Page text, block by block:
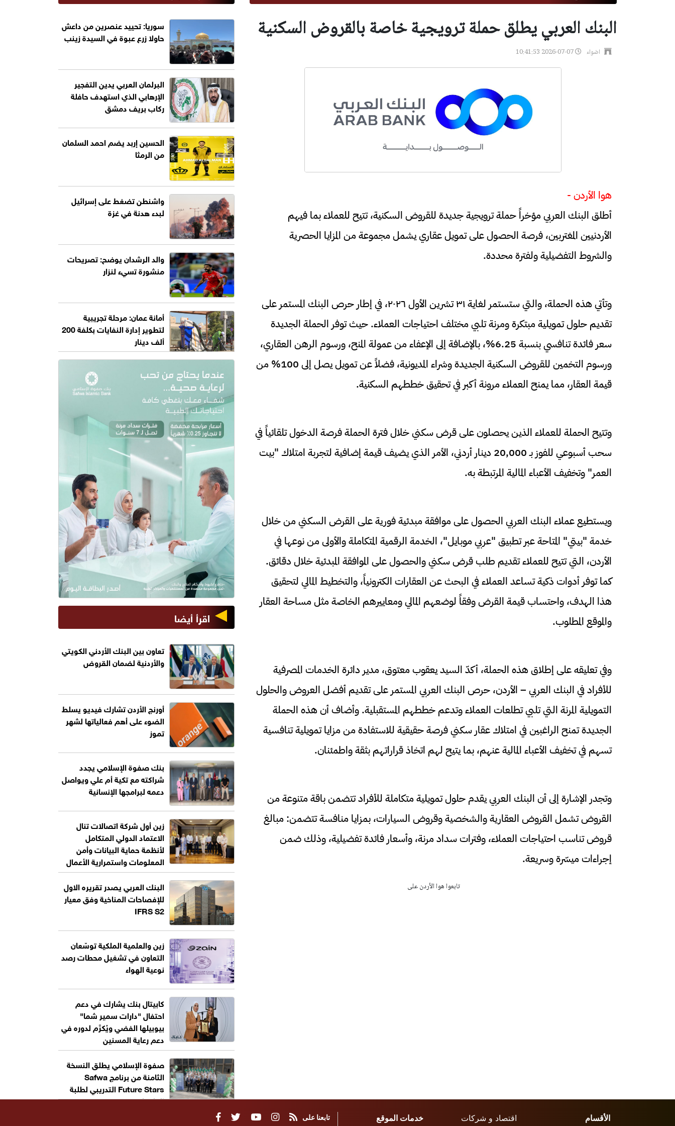
البنك العربي يطلق حملة ترويجية خاصة بالقروض السكنية
اضواء 2026-07-07 10:41:53
هوا الأردن -
أطلق البنك العربي مؤخراً حملة ترويجية جديدة للقروض السكنية، تتيح للعملاء بما فيهم
الأردنيين المغتربين، فرصة الحصول على تمويل عقاري يشمل مجموعة من المزايا الحصرية
والشروط التفضيلية ولفترة محددة.
وتأتي هذه الحملة، والتي ستستمر لغاية ٣١ تشرين الأول ٢٠٢٦، في إطار حرص البنك المستمر على
تقديم حلول تمويلية مبتكرة ومرنة تلبي مختلف احتياجات العملاء. حيث توفر الحملة الجديدة
سعر فائدة تنافسي بنسبة 6.25%، بالإضافة إلى الإعفاء من عمولة المنح، ورسوم الرهن العقاري،
ورسوم التخمين للقروض السكنية الجديدة وشراء المديونية، فضلاً عن تمويل يصل إلى 100% من
قيمة العقار، مما يمنح العملاء مرونة أكبر في تحقيق خططهم السكنية.
وتتيح الحملة للعملاء الذين يحصلون على قرض سكني خلال فترة الحملة فرصة الدخول تلقائياً في
سحب أسبوعي للفوز بـ 20,000 دينار أردني، الأمر الذي يضيف قيمة إضافية لتجربة امتلاك "بيت
العمر" وتخفيف الأعباء المالية المرتبطة به.
ويستطيع عملاء البنك العربي الحصول على موافقة مبدئية فورية على القرض السكني من خلال
خدمة "بيتي" المتاحة عبر تطبيق "عربي موبايل"، الخدمة الرقمية المتكاملة والأولى من نوعها في
الأردن، التي تتيح للعملاء تقديم طلب قرض سكني والحصول على الموافقة المبدئية خلال دقائق.
كما توفر أدوات ذكية تساعد العملاء في البحث عن العقارات الكترونياً، والتخطيط المالي لتحقيق
هذا الهدف، واحتساب قيمة القرض وفقاً لوضعهم المالي ومعاييرهم الخاصة مثل مساحة العقار
والموقع المطلوب.
وفي تعليقه على إطلاق هذه الحملة، أكدّ السيد يعقوب معتوق، مدير دائرة الخدمات المصرفية
للأفراد في البنك العربي – الأردن، حرص البنك العربي المستمر على تقديم أفضل العروض والحلول
التمويلية المرنة التي تلبي تطلعات العملاء وتدعم خططهم المستقبلية. وأضاف أن هذه الحملة
الجديدة تمنح الراغبين في امتلاك عقار سكني فرصة حقيقية للاستفادة من مزايا تمويلية تنافسية
تسهم في تخفيف الأعباء المالية عنهم، بما يتيح لهم اتخاذ قراراتهم بثقة واطمئنان.
وتجدر الإشارة إلى أن البنك العربي يقدم حلول تمويلية متكاملة للأفراد تتضمن باقة متنوعة من
القروض تشمل القروض العقارية والشخصية وقروض السيارات، بمزايا منافسة تتضمن: مبالغ
قروض تناسب احتياجات العملاء، وفترات سداد مرنة، وأسعار فائدة تفضيلية، وذلك ضمن
إجراءات ميسّرة وسريعة.
تابعوا هوا الأردن على
سوريا: تحييد عنصرين من داعش
حاولا زرع عبوة في السيدة زينب
البرلمان العربي يدين التفجير
الإرهابي الذي استهدف حافلة
ركاب بريف دمشق
الحسين إربد يضم احمد السلمان
من الرمثا
واشنطن تضغط على إسرائيل
لبدء هدنة في غزة
والد الرشدان يوضح: تصريحات
منشورة تسيء لنزار
أمانة عمان: مرحلة تجريبية
لتطوير إدارة النفايات بكلفة 200
ألف دينار
اقرأ أيضا
تعاون بين البنك الأردني الكويتي
والأردنية لضمان القروض
أورنج الأردن تشارك فيديو يسلط
الضوء على أهم فعالياتها لشهر
تموز
بنك صفوة الإسلامي يجدد
شراكته مع تكية أم علي ويواصل
دعمه لبرامجها الإنسانية
زين أول شركة اتصالات تنال
الاعتماد الدولي المتكامل
لأنظمة حماية البيانات وأمن
المعلومات واستمرارية الأعمال
البنك العربي يصدر تقريره الاول
للإفصاحات المناخية وفق معيار
IFRS S2
زين والعلمية الملكية توسّعان
التعاون في تشغيل محطات رصد
نوعية الهواء
كابيتال بنك يشارك في دعم
احتفال "دارات سمير شما"
بيوبيلها الفضي ويُكرَّم لدوره في
دعم رعاية المسنين
صفوة الإسلامي يطلق النسخة
الثامنة من برنامج Safwa
Future Stars التدريبي لطلبة
الجامعات
الأقسام
اقتصاد و شركات
خدمات الموقع
تابعنا على